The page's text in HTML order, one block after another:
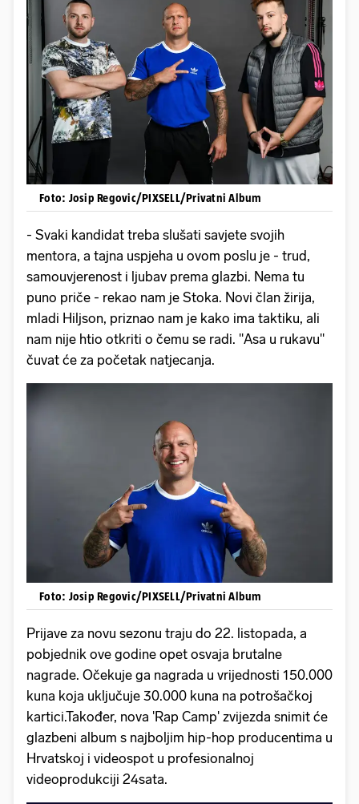
Foto: Josip Regovic/PIXSELL/Privatni Album
- Svaki kandidat treba slušati savjete svojih
mentora, a tajna uspjeha u ovom poslu je - trud,
samouvjerenost i ljubav prema glazbi. Nema tu
puno priče - rekao nam je Stoka. Novi član žirija,
mladi Hiljson, priznao nam je kako ima taktiku, ali
nam nije htio otkriti o čemu se radi. ''Asa u rukavu''
čuvat će za početak natjecanja.
Foto: Josip Regovic/PIXSELL/Privatni Album
Prijave za novu sezonu traju do 22. listopada, a
pobjednik ove godine opet osvaja brutalne
nagrade. Očekuje ga nagrada u vrijednosti 150.000
kuna koja uključuje 30.000 kuna na potrošačkoj
kartici.Također, nova 'Rap Camp' zvijezda snimit će
glazbeni album s najboljim hip-hop producentima u
Hrvatskoj i videospot u profesionalnoj
videoprodukciji 24sata.